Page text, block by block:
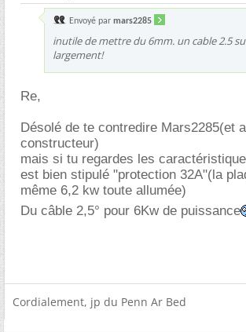
Envoyé par mars2285
inutile de mettre du 6mm. un cable 2.5
largement!
Re,
Désolé de te contredire Mars2285(et
constructeur)
mais si tu regardes les
est bien stipulé "protection 32A"(la
même 6,2 kw toute allumée)
Du câble 2,5° pour 6Kw de puissance
Cordialement, jp du Penn Ar Bed